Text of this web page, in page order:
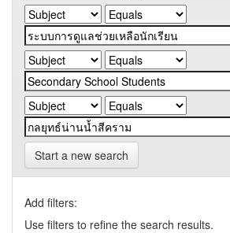
Start a new search
Add filters:
Use filters to refine the search results.